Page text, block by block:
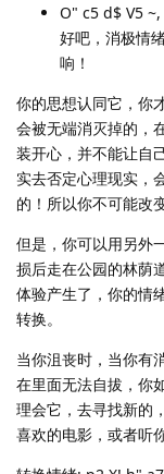
O" c5 d$ V5
好吧，消极情
响！
你的思想认同它，你
会被无端消灭掉的，
装开心，并不能让自
实去否定心理现实，
的！所以你不可能改变
但是，你可以用另外
损后走在公园的林荫
体验产生了，你的情
转换。
当你沮丧时，当你有
在里面无法自拔，你
理会它，去寻找新的
喜欢的电影，或者听